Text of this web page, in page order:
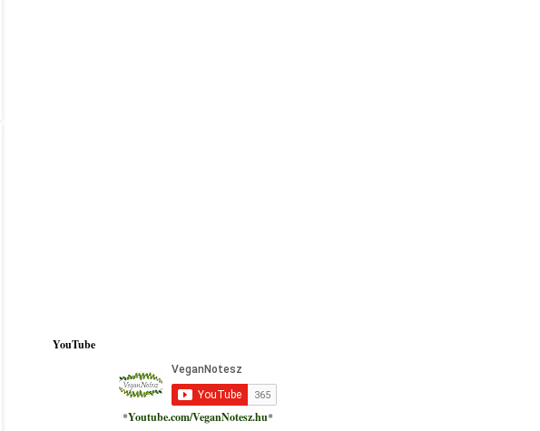
YouTube
*Youtube.com/VeganNotesz.hu*